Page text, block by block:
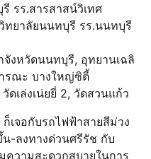
รร.สารสาสน์วิเทศ
ทยาลัยนนทบุรี รร.นนทบุรี
งหวัดนนทบุรี, อุทยานเฉลิ
รณะ บางใหญ่ซิตี้
เล่งเน่ยยี่ 2, วัดสวนแก้ว
จอกับรถไฟฟ้าสายสีม่วง
-ลงทางด่วนศรีรัช กับ
ความสะดวกสบายในการ